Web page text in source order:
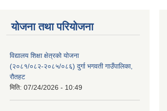
योजना तथा परियोजना
विद्यालय शिक्षा क्षेत्रको योजना
(२०८१/०८२-२०८५/०८६) दुर्गा भगवती गाउँपालिका,
रौतहट
मिति: 07/24/2026 - 10:49